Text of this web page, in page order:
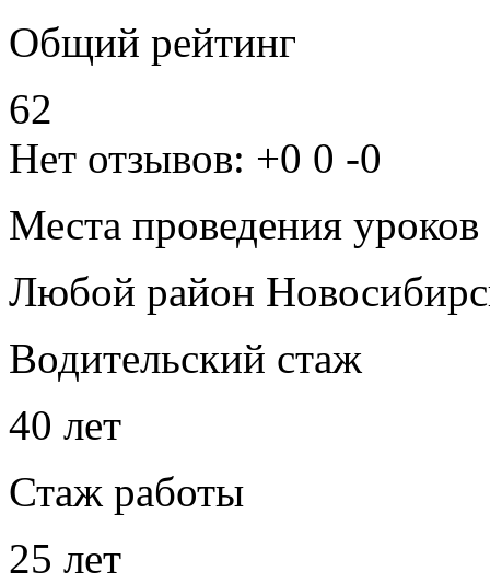
Общий рейтинг
62
Нет отзывов: +0 0 -0
Места проведения уроков
Любой район
Водительский стаж
40 лет
Стаж работы
25 лет